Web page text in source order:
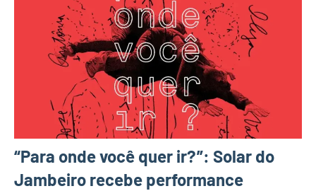
“Para onde você quer ir?”: Solar do
Jambeiro recebe performance